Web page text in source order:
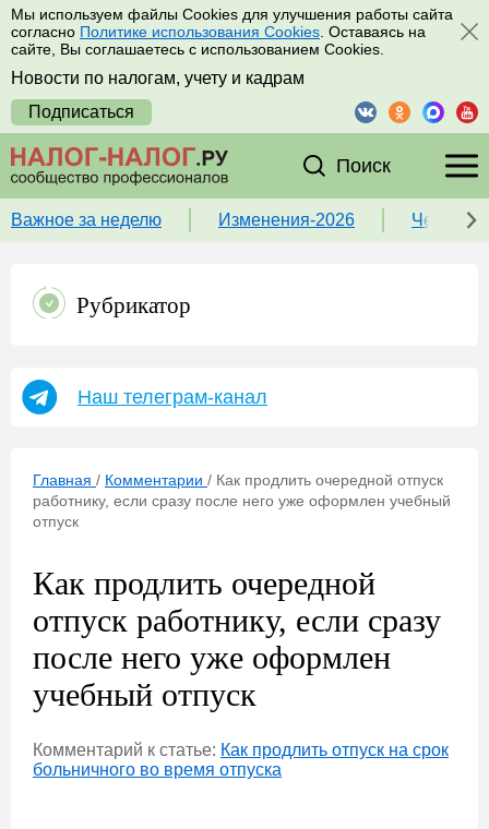
Мы используем файлы Cookies для улучшения работы сайта
согласно Политике использования Cookies . Оставаясь на
сайте, Вы соглашаетесь с использованием Cookies.
Новости по налогам, учету и кадрам
Подписаться
Поиск
Важное за неделю Изменения-2026 Чек-
Рубрикатор
Наш телеграм-канал
Главная / Комментарии / Как продлить очередной отпуск
работнику, если сразу после него уже оформлен учебный
отпуск
Как продлить очередной
отпуск работнику, если сразу
после него уже оформлен
учебный отпуск
Комментарий к статье: Как продлить отпуск на срок
больничного во время отпуска